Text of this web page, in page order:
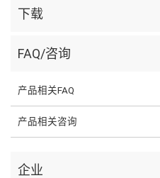
下载
FAQ/咨询
产品相关FAQ
产品相关咨询
企业